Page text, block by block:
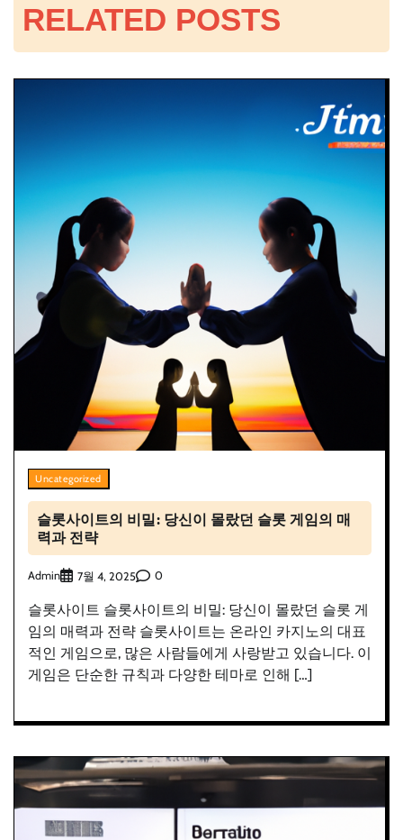
RELATED POSTS
Uncategorized
슬롯사이트의 비밀: 당신이 몰랐던 슬롯 게임의 매
력과 전략
Admin 7월 4, 2025 0
슬롯사이트 슬롯사이트의 비밀: 당신이 몰랐던 슬롯 게
임의 매력과 전략 슬롯사이트는 온라인 카지노의 대표
적인 게임으로, 많은 사람들에게 사랑받고 있습니다. 이
게임은 단순한 규칙과 다양한 테마로 인해 […]